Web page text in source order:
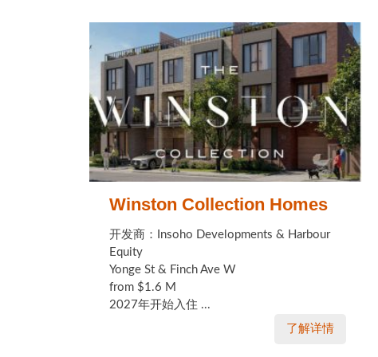
Winston Collection Homes
开发商：Insoho Developments & Harbour
Equity
Yonge St & Finch Ave W
from $1.6 M
2027年开始入住 ...
了解详情